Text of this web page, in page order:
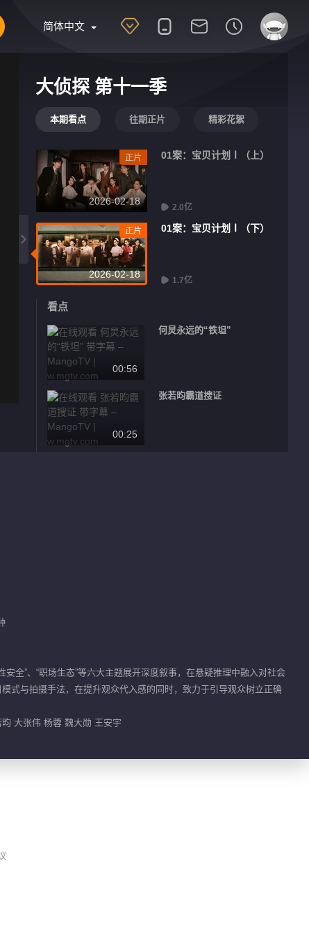
简体中文
大侦探 第十一季
本期看点 往期正片 精彩花絮
2026-02-18
正片 01案：宝贝计划Ⅰ（上）
2.0亿
2026-02-18
正片 01案：宝贝计划Ⅰ（下）
1.7亿
看点
00:56
何炅永远的“铁坦”
00:25
张若昀霸道搜证
00:45
00:57
全”、“职场生态”等六大主题展开深度叙事，在悬疑推理中融入对社会
式与拍摄手法，在提升观众代入感的同时，致力于引导观众树立正确
大张伟 杨蓉 魏大勋 王安宇